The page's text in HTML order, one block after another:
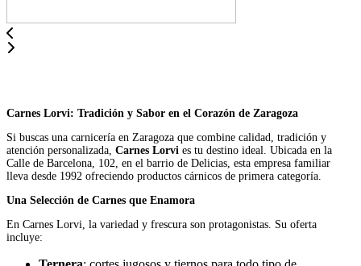
Carnes Lorvi: Tradición y Sabor en el Corazón de Zaragoza
Si buscas una carnicería en Zaragoza que combine calidad, tradición y
atención personalizada, Carnes Lorvi es tu destino ideal. Ubicada en la
Calle de Barcelona, 102, en el barrio de Delicias, esta empresa familiar
lleva desde 1992 ofreciendo productos cárnicos de primera categoría.
Una Selección de Carnes que Enamora
En Carnes Lorvi, la variedad y frescura son protagonistas. Su oferta
incluye: